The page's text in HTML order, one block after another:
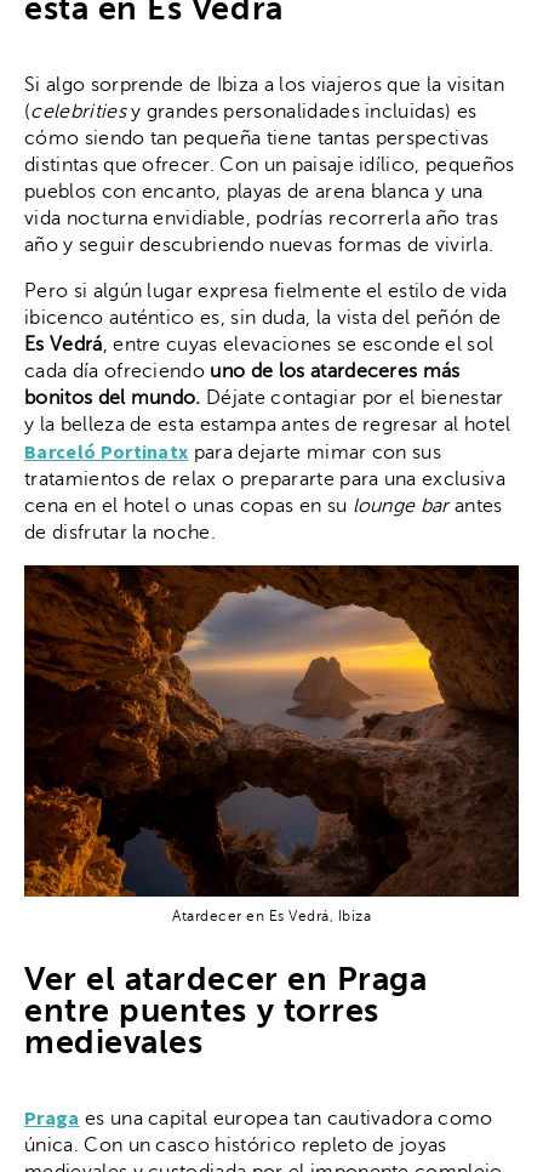
está en Es Vedrá
Si algo sorprende de Ibiza a los viajeros que la visitan
(celebritiesy grandes personalidades incluidas) es
cómo siendo tan pequeña tiene tantas perspectivas
distintas que ofrecer. Con un paisaje idílico, pequeños
pueblos con encanto, playas de arena blanca y una
vida nocturna envidiable, podrías recorrerla año tras
año y seguir descubriendo nuevas formas de vivirla.
Pero si algún lugar expresa fielmente el estilo de vida
ibicenco auténtico es, sin duda, la vista del peñón de
Es Vedrá, entre cuyas elevaciones se esconde el sol
cada día ofreciendo uno de los atardeceres más
bonitos del mundo. Déjate contagiar por el bienestar
y la belleza de esta estampa antes de regresar al hotel
Barceló Portinatx para dejarte mimar con sus
tratamientos de relax o prepararte para una exclusiva
cena en el hotel o unas copas en su lounge barantes
de disfrutar la noche.
Atardecer en Es Vedrá, Ibiza
Ver el atardecer en Praga
entre puentes y torres
medievales
Praga es una capital europea tan cautivadora como
única. Con un casco histórico repleto de joyas